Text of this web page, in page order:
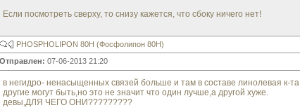
Если посмотреть сверху, то снизу кажется, что сбоку ничего нет!
PHOSPHOLIPON 80H (Фосфолипон 80H)
Отправлен: 07-06-2013 21:20
в негидро- ненасыщенных связей больше и там в составе линолевая к-
другие могут быть,но это не значит что один лучше,а другой хуже.
девы,ДЛЯ ЧЕГО ОНИ?????????